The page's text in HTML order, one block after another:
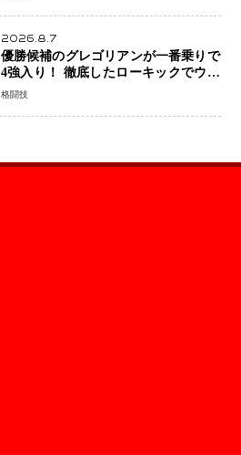
2026.8.7
優勝候補のグレゴリアンが一番乗りで
4強入り！ 徹底したローキックでウス
ビャンを攻略、判定勝利
格闘技